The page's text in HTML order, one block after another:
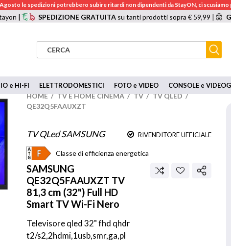
le spedizioni potrebbero subire ritardi non dipendenti da StayON, ci
| SPEDIZIONE GRATUITAsu tanti prodotti sopra € 59,99 |
e HI-FI ELETTRODOMESTICI FOTO e VIDEO CONSOLE e
HOME / TV E HOME CINEMA / TV / TV QLED /
QE32Q5FAAUXZT
TV QLed SAMSUNG RIVENDITORE UFFICIALE
Classe di efficienza energetica
SAMSUNG
QE32Q5FAAUXZT TV
81,3 cm (32") Full HD
Smart TV Wi-Fi Nero
Televisore qled 32" fhd qhdr
t2/s2,2hdmi,1usb,smr,ga,pl